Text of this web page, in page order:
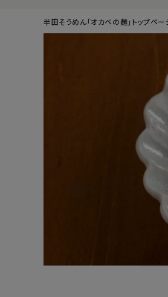
半田そうめん「オカベの麺」トップペー